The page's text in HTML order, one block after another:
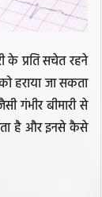
के प्रति सचेत रहने
हराया जा सकता
गंभीर बीमारी से
है और इनसे कैसे